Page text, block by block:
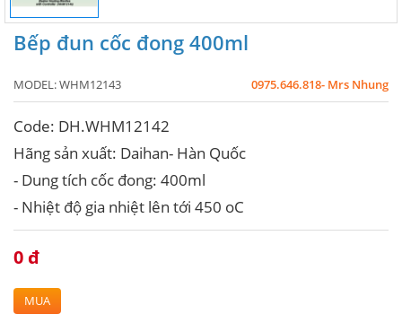
Bếp đun cốc đong 400ml
MODEL:WHM12143 0975.646.818- Mrs Nhung
Code: DH.WHM12142
Hãng sản xuất: Daihan- Hàn Quốc
- Dung tích cốc đong: 400ml
- Nhiệt độ gia nhiệt lên tới 450 oC
0 đ
MUA